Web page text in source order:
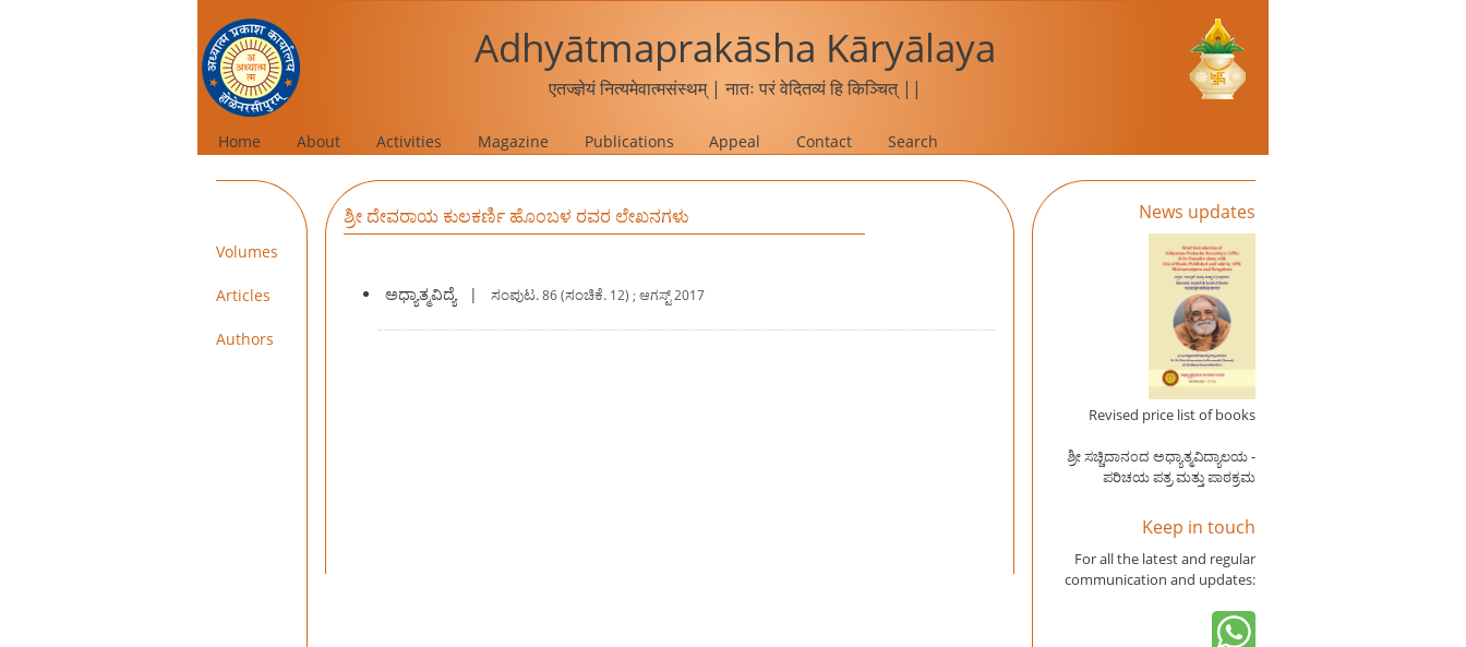
Adhyātmaprakāsha Kāryālaya
एतज्ज्ञेयं नित्यमेवात्मसंस्थम् | नातः परं वेदितव्यं हि किञ्चित् ||
Home About Activities Magazine Publications Appeal Contact Search
Volumes
Articles
Authors
ಶ್ರೀ ದೇವರಾಯ ಕುಲಕರ್ಣಿ ಹೊಂಬಳ ರವರ ಲೇಖನಗಳು
ಅಧ್ಯಾತ್ಮವಿದ್ಯೆ | ಸಂಪುಟ.86 (ಸಂಚಿಕೆ. 12) ; ಆಗಸ್ಟ್ 2017
News updates
Revised price list of books
ಶ್ರೀ ಸಚ್ಚಿದಾನಂದ ಅಧ್ಯಾತ್ಮವಿದ್ಯಾಲಯ -
ಪರಿಚಯ ಪತ್ರ ಮತ್ತು ಪಾಠಕ್ರಮ
Keep in touch
For all the latest and regular
communication and updates: